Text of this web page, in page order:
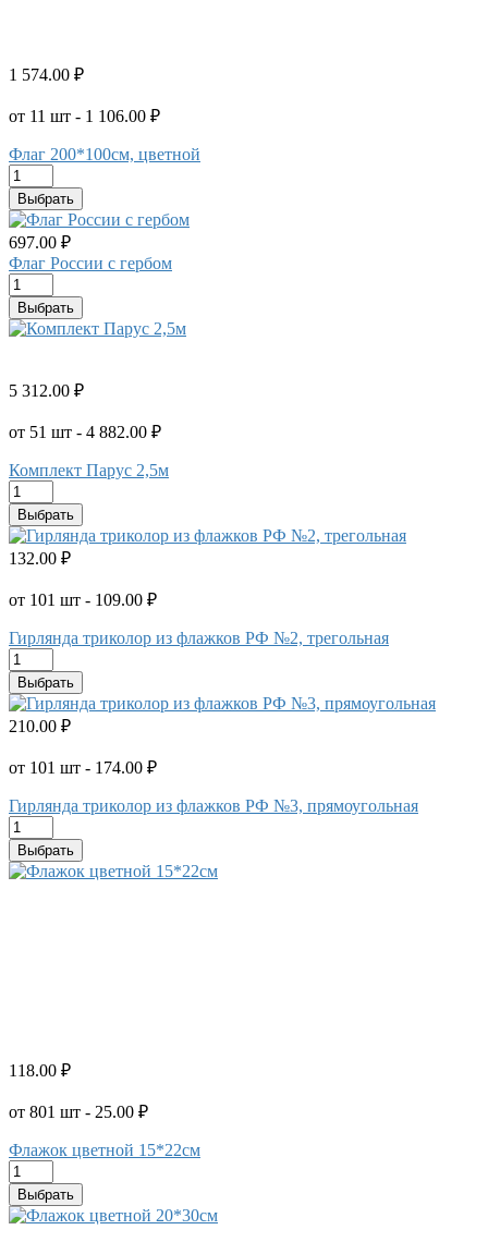
1 574.00 ₽
от 11 шт - 1 106.00 ₽
Флаг 200*100см, цветной
Выбрать
697.00 ₽
Флаг России с гербом
Выбрать
5 312.00 ₽
от 51 шт - 4 882.00 ₽
Комплект Парус 2,5м
Выбрать
132.00 ₽
от 101 шт - 109.00 ₽
Гирлянда триколор из флажков РФ №2, трегольная
Выбрать
210.00 ₽
от 101 шт - 174.00 ₽
Гирлянда триколор из флажков РФ №3, прямоугольная
Выбрать
118.00 ₽
от 801 шт - 25.00 ₽
Флажок цветной 15*22см
Выбрать